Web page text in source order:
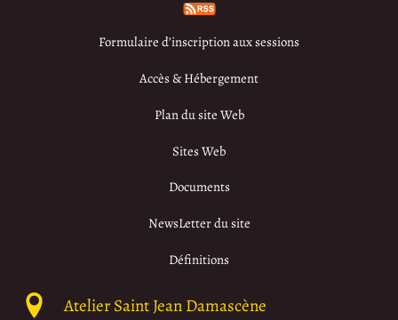
Formulaire d’inscription aux sessions
Accès & Hébergement
Plan du site Web
Sites Web
Documents
NewsLetter du site
Définitions
Atelier Saint Jean Damascène